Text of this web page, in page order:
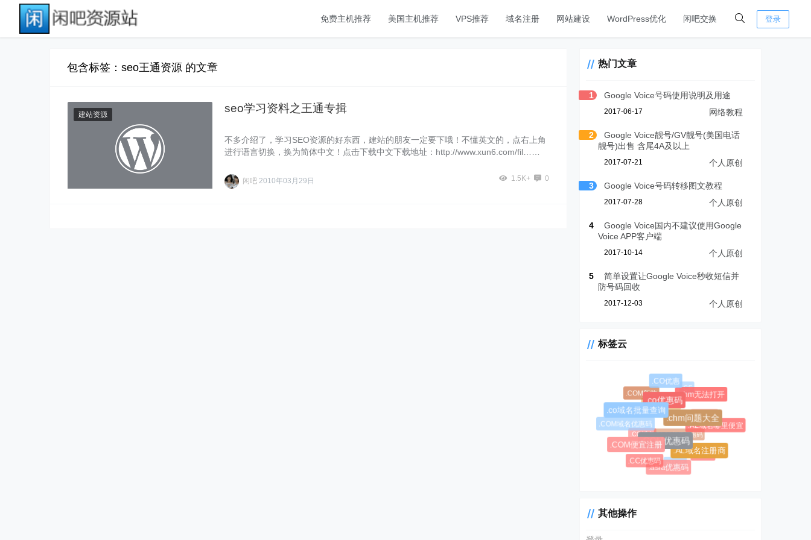
免费主机推荐 美国主机推荐 VPS推荐 域名注册 网站建设 WordPress优化 闲吧交换 登录
包含标签：seo王通资源 的文章
建站资源 seo学习资料之王通专揖
不多介绍了，学习SEO资源的好东西，建站的朋友一定要下哦！不懂英文的，点右上角
进行语言切换，换为简体中文！点击下载中文下载地址：http://www.xun6.com/fil……
闲吧 2010年03月29日 1.5K+ 0
热门文章
1 Google Voice号码使用说明及用途
2017-06-17 网络教程
2
Google Voice靓号/GV靓号(美国电话
靓号)出售 含尾4A及以上
2017-07-21 个人原创
3 Google Voice号码转移图文教程
2017-07-28 个人原创
4
Google Voice国内不建议使用Google
Voice APP客户端
2017-10-14 个人原创
5
简单设置让Google Voice秒收短信并
防号码回收
2017-12-03 个人原创
标签云
#1045
#1146
$0.99超级优惠码
.AL域名
.AL域名哪里便宜
.AL域名注册商
.asia优惠码
.CC优惠码
.CC域名
.CC域名注册
.CF
.chm无法打开
.chm问题大全
.COM优惠码
.COM便宜注册
.COM域名优惠码
.COM新购
.CO优惠
.co优惠码
.co域名批量查询
其他操作